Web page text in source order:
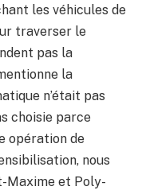
les véhicules de
traverser le
pas la
la
n’était pas
choisie parce
opération de
nous
Maxime et Poly-